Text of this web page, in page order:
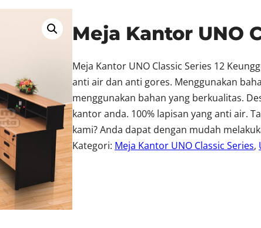
Meja Kantor UNO
Meja Kantor UNO Classic Series 12
anti air dan anti gores. Menggunakan
menggunakan bahan yang berkualitas.
kantor anda. 100% lapisan yang anti air.
kami? Anda dapat dengan mudah
Kategori: Meja Kantor UNO Classic Series,